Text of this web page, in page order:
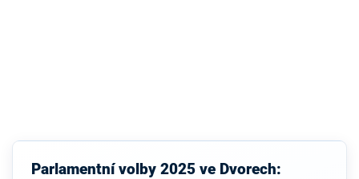
Parlamentní volby 2025 ve Dvorech: